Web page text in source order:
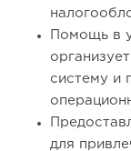
Помощь в
систему и
для